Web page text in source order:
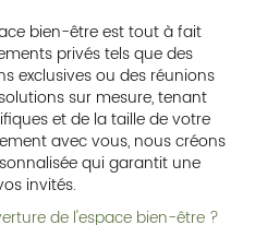
bien-être est tout à fait
privés tels que des
exclusives ou des réunions
sur mesure, tenant
et de la taille de votre
avec vous, nous créons
qui garantit une
invités.
de l'espace bien-être ?